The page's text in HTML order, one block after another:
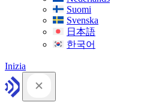
Suomi
Svenska
日本語
한국어
Inizia